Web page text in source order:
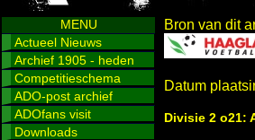
MENU
Actueel Nieuws
Archief 1905 - heden
Competitieschema
ADO-post archief
ADOfans visit
Downloads
Bron van dit
Datum
Divisie 2 o21: